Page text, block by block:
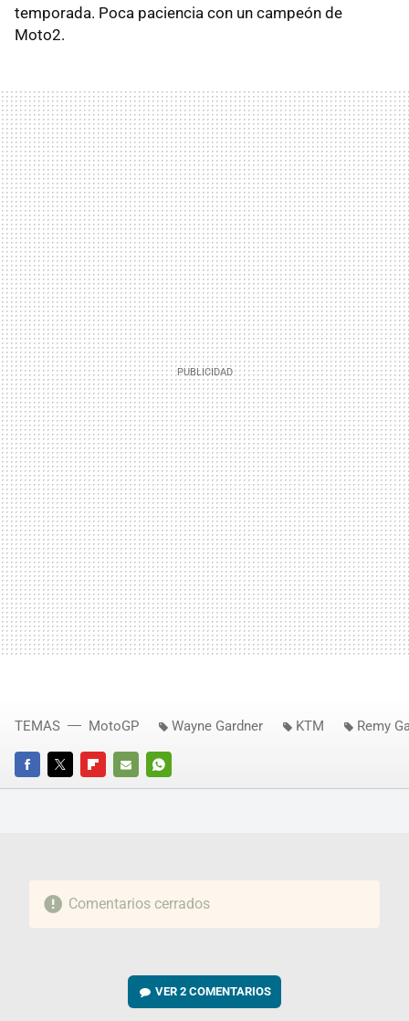
temporada. Poca paciencia con un campeón de
Moto2.
FACEBOOKTWITTERFLIPBOARD
E-
WHATSAPP
TEMAS MotoGP Wayne Gardner KTM Remy
Comentarios cerrados
VER2 COMENTARIOS